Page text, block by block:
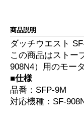
商品説明
ダッチウエスト
この商品はスト
908N4）用のモー
■仕様
品番：SFP-9M
対応機種：SF-